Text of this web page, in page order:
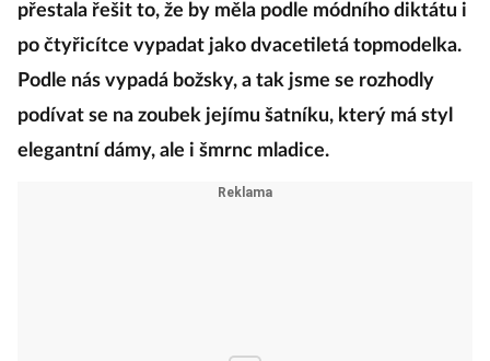
přestala řešit to, že by měla podle módního diktátu i
po čtyřicítce vypadat jako dvacetiletá topmodelka.
Podle nás vypadá božsky, a tak jsme se rozhodly
podívat se na zoubek jejímu šatníku, který má styl
elegantní dámy, ale i šmrnc mladice.